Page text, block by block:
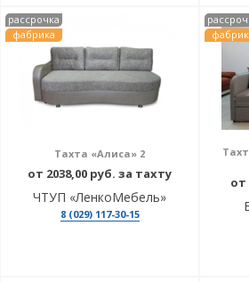
рассрочка
фабрика
Тахта «Алиса» 2
от 2038,00 руб. за тахту
ЧТУП «ЛенкоМебель»
8 (029) 117-30-15
от